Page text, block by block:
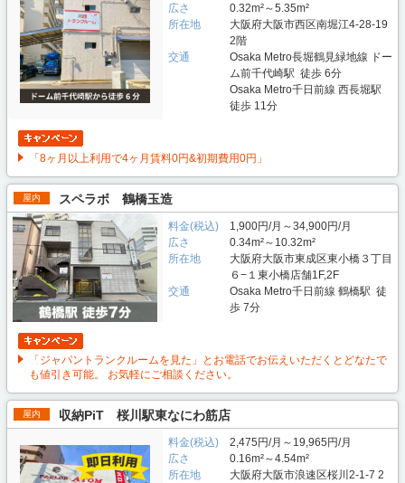
広さ
0.32m²～5.35m²
所在地
大阪府大阪市西区南堀江4-28-19
2階
交通
Osaka Metro長堀鶴見緑地線 ドー
ム前千代崎駅 徒歩 6分
Osaka Metro千日前線 西長堀駅
徒歩 11分
「8ヶ月以上利用で4ヶ月賃料0円&初期費用0円」
屋内 スペラボ 鶴橋玉造
料金(税込)
1,900円/月～34,900円/月
広さ
0.34m²～10.32m²
所在地
大阪府大阪市東成区東小橋３丁目
６−１東小橋店舗1F,2F
交通
Osaka Metro千日前線 鶴橋駅 徒
歩 7分
「ジャパントランクルームを見た」とお電話でお伝えいただくとどなたで
も値引き可能。 お気軽にご相談ください。
屋内 収納PiT 桜川駅東なにわ筋店
料金(税込)
2,475円/月～19,965円/月
広さ
0.16m²～4.54m²
所在地
大阪府大阪市浪速区桜川2-1-7 2